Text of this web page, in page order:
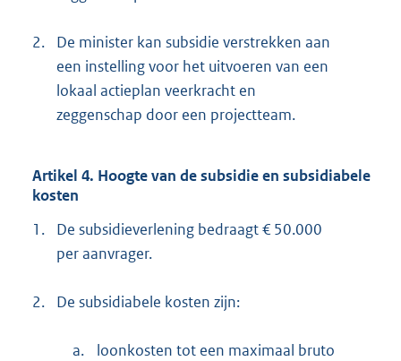
2.
De minister kan subsidie verstrekken aan
een instelling voor het uitvoeren van een
lokaal actieplan veerkracht en
zeggenschap door een projectteam.
Artikel 4. Hoogte van de subsidie en subsidiabele
kosten
1.
De subsidieverlening bedraagt € 50.000
per aanvrager.
2. De subsidiabele kosten zijn:
a.
loonkosten tot een maximaal bruto